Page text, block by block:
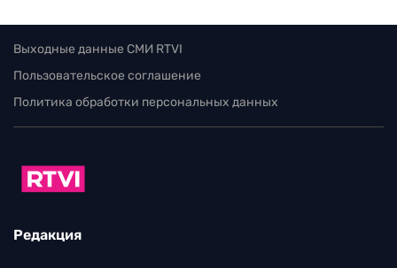
Выходные данные СМИ RTVI
Пользовательское соглашение
Политика обработки персональных данных
Редакция